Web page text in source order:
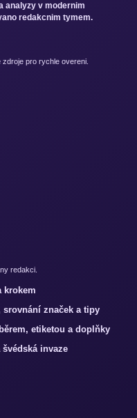
analyzy v modernim
redakcnim tymem.
zdroje pro rychle overeni.
redakci.
krokem
značek a tipy
etiketou a doplňky
invaze